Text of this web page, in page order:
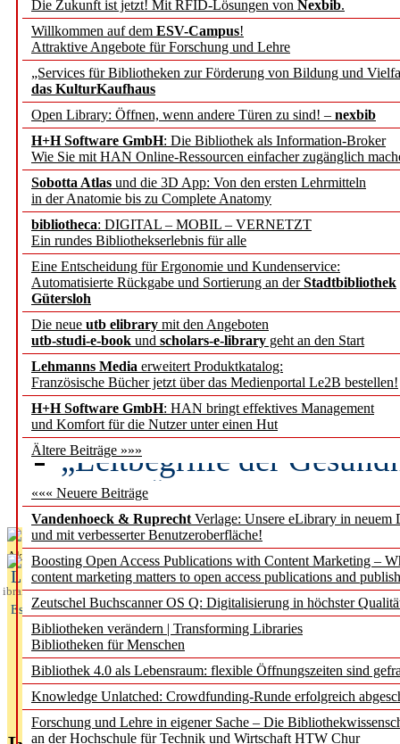
Die Zukunft ist jetzt! Mit RFID-Lösungen von Nexbib.
Willkommen auf dem ESV-Campus!
Attraktive Angebote für Forschung und Lehre
„Services für Bibliotheken zur Förderung von Bildung und
das KulturKaufhaus
Open Library: Öffnen, wenn andere Türen zu sind! – nexbib
H+H Software GmbH: Die Bibliothek als Information-Broker
Wie Sie mit HAN Online-Ressourcen einfacher zugänglich
Sobotta Atlas und die 3D App: Von den ersten Lehrmitteln
in der Anatomie bis zu Complete Anatomy
bibliotheca: DIGITAL – MOBIL – VERNETZT
Ein rundes Bibliothekserlebnis für alle
Eine Entscheidung für Ergonomie und Kundenservice:
Automatisierte Rückgabe und Sortierung an derStadtbibliothek
Gütersloh
Die neue utb elibrary mit den Angeboten
utb-studi-e-book und scholars-e-library geht an den Start
Lehmanns Media erweitert Produktkatalog:
Französische Bücher jetzt über das Medienportal Le2B bestellen!
H+H Software GmbH: HAN bringt effektives Management
und Komfort für die Nutzer unter einen Hut
Ältere Beiträge »»»
««« Neuere Beiträge
Vandenhoeck & Ruprecht Verlage: Unsere eLibrary in neuem
und mit verbesserter Benutzeroberfläche!
Boosting Open Access Publications with Content Marketing –
content marketing matters to open access publications and
Zeutschel Buchscanner OS Q: Digitalisierung in höchster
Bibliotheken verändern | Transforming Libraries
Bibliotheken für Menschen
Bibliothek 4.0 als Lebensraum: flexible Öffnungszeiten sind
Knowledge Unlatched: Crowdfunding-Runde erfolgreich
Forschung und Lehre in eigener Sache – Die
an der Hochschule für Technik und Wirtschaft HTW Chur
konstruktiv!
Mohr Siebeck
und die Zeitschrift für
Francke Attempto
EBSCO Information
Recherchefunktionen in
Sorbisches Institut neu
Geschichte und
Künstliche Intelligenz
besser zu verstehen
„Leitbegriffe der
des BIÖG erscheinen
Aktuelles aus
L
ibrary
Essentials